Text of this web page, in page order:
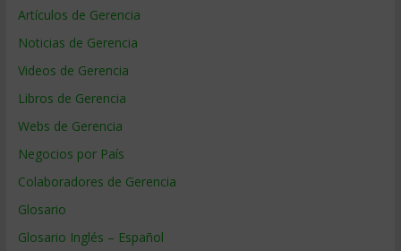
Artículos de Gerencia
Noticias de Gerencia
Videos de Gerencia
Libros de Gerencia
Webs de Gerencia
Negocios por País
Colaboradores de Gerencia
Glosario
Glosario Inglés – Español